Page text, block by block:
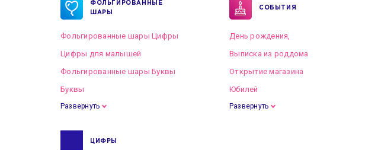
ФОЛЬГИРОВАННЫЕ
ШАРЫ
Фольгированные шары Цифры
Цифры для малышей
Фольгированные шары Буквы
Буквы
Развернуть
СОБЫТИЯ
День рождения,
Выписка из роддома
Открытие магазина
Юбилей
Развернуть
ЦИФРЫ